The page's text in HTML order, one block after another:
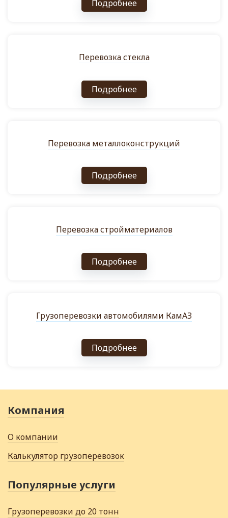
Подробнее
Перевозка стекла
Подробнее
Перевозка металлоконструкций
Подробнее
Перевозка стройматериалов
Подробнее
Грузоперевозки автомобилями КамАЗ
Подробнее
Компания
О компании
Калькулятор грузоперевозок
Популярные услуги
Грузоперевозки до 20 тонн